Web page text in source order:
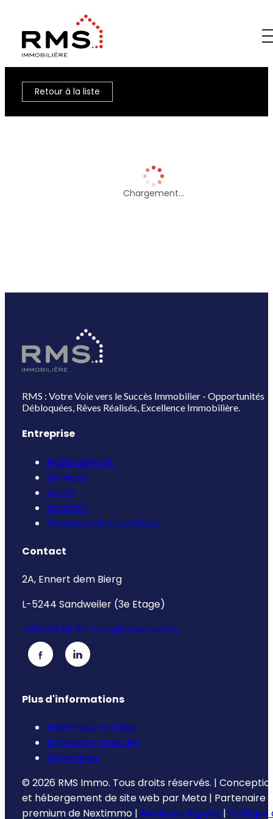
Retour à la liste
Chargement…
RMS : Votre Voie vers le Succès Immobilier - Opportunités
Débloquées, Rêves Réalisés, Excellence Immobilière.
Entreprise
Notre agence
Services
Vente
Location
Trouvez votre acheteur
Contact
2A, Ennert dem Bierg
L-5244 Sandweiler (3e Etage)
+352 33 66 67-1info@rmsimmo.lu
Plus d'informations
Informations utiles
Estimation Gratuite
Honoraires
© 2026 RMS Immo. Tous droits réservés. |
et hébergement de site web par Meta | Partenaire
premium de Nextimmo | Mentions légales | Politique